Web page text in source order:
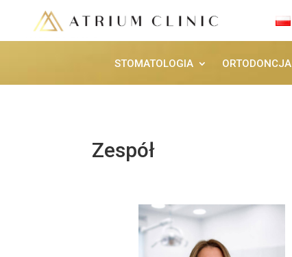
STOMATOLOGIA ORTODONCJA
Zespół